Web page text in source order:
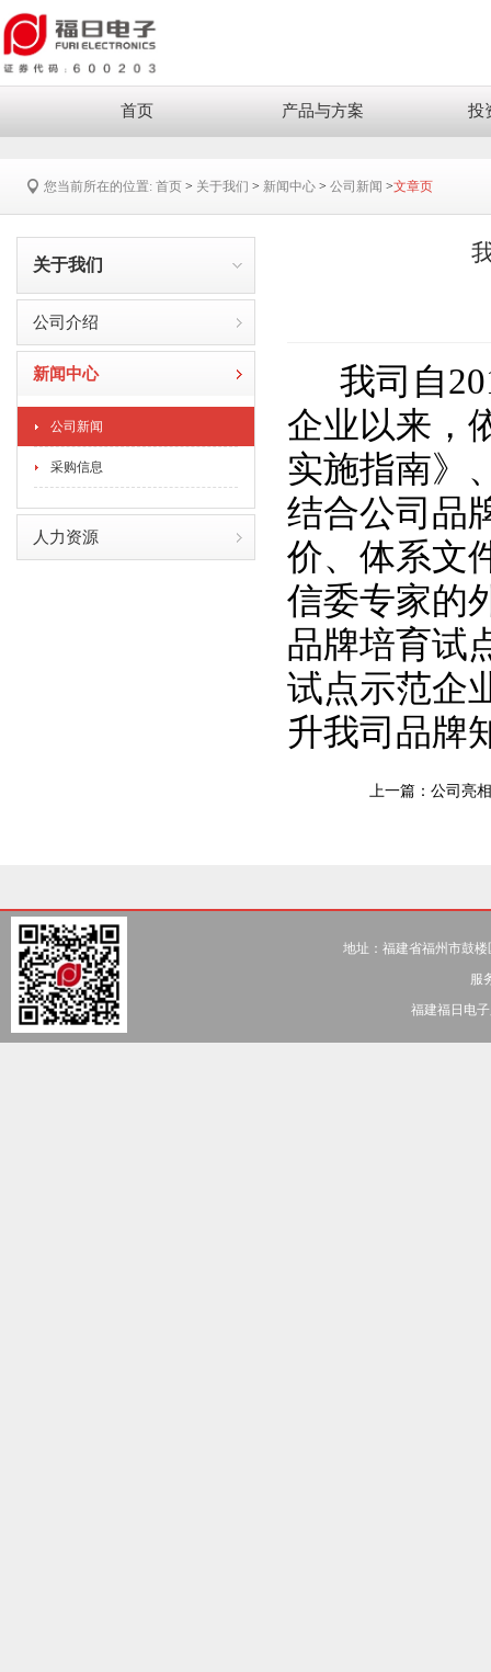
首页 产品与方案 投
您当前所在的位置: 首页 > 关于我们 > 新闻中心 > 公司新闻 >文章页
关于我们
公司介绍
新闻中心
公司新闻
采购信息
人力资源
我司自
企业以来，
实施指南》
结合公司品
价、体系文
信委专家的
品牌培育试
试点示范企
升我司品牌
上一篇： 公司亮
地址：福建省福州市鼓
服
福建福日电